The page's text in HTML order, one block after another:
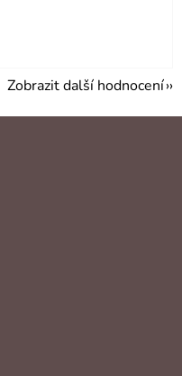
Zobrazit další hodnocení